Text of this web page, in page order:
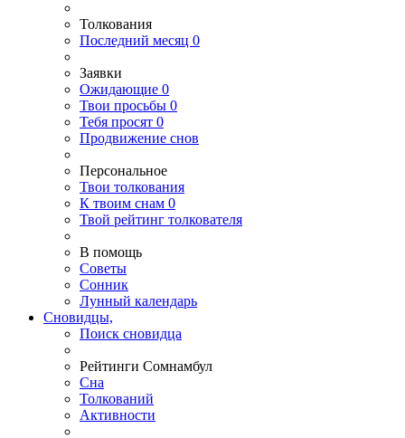
Толкования
Последний месяц 0
Заявки
Ожидающие 0
Твои просьбы 0
Тебя просят 0
Продвижение снов
Персональное
Твои толкования
К твоим снам 0
Твой рейтинг толкователя
В помощь
Советы
Сонник
Лунный календарь
Сновидцы,
Поиск сновидца
Рейтинги Сомнамбул
Сна
Толкований
Активности